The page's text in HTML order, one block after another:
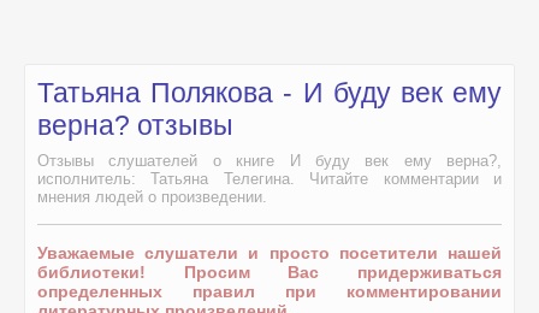
Татьяна Полякова - И буду век ему
верна? отзывы
Отзывы слушателей о книге И буду век ему верна?,
исполнитель: Татьяна Телегина. Читайте комментарии и
мнения людей о произведении.
Уважаемые слушатели и просто посетители нашей
библиотеки! Просим Вас придерживаться
определенных правил при комментировании